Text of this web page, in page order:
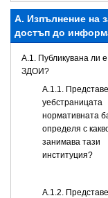
А. Изпълнение на
достъп до
A.1. Публикувана ли
ЗДОИ?
A.1.1.
уебстраницата
нормативната
определя с
занимава тази
институция?
A.1.2.